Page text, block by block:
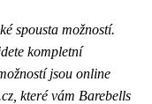
spousta možností.
kompletní
jsou online
které vám Barebells